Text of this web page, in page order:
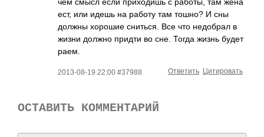
ест, или идешь на работу там тошно? И сны
должны хорошие сниться. Все что недобрал в
жизни должно придти во сне. Тогда жизнь будет
раем.
2013-08-19 22:00 #37988 Цитировать
Ответить
ОСТАВИТЬ КОММЕНТАРИЙ